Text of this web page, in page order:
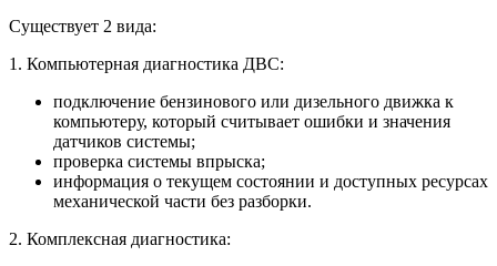
Существует 2 вида:
1. Компьютерная диагностика ДВС:
подключение бензинового или дизельного движка к
компьютеру, который считывает ошибки и значения
датчиков системы;
проверка системы впрыска;
информация о текущем состоянии и доступных ресурсах
механической части без разборки.
2. Комплексная диагностика: